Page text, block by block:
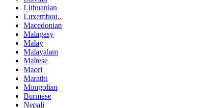
Lithuanian
Luxembou..
Macedonian
Malagasy
Malay
Malayalam
Maltese
Maori
Marathi
Mongolian
Burmese
Nepali